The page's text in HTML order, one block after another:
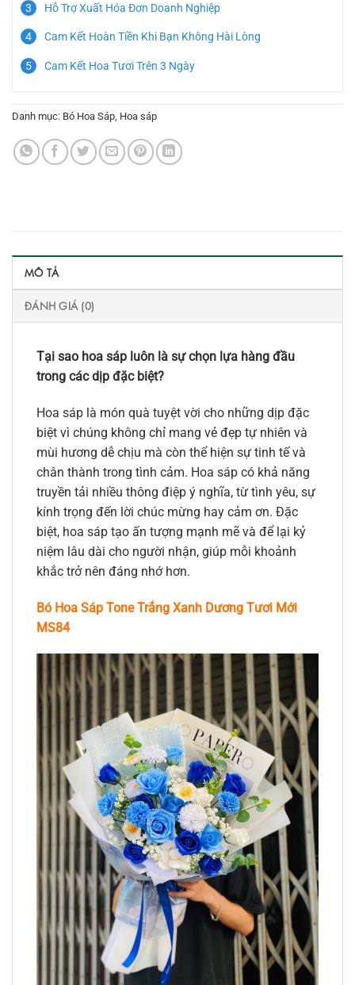
Hỗ Trợ Xuất Hóa Đơn Doanh Nghiệp
Cam Kết Hoàn Tiền Khi Bạn Không Hài Lòng
Cam Kết Hoa Tươi Trên 3 Ngày
Danh mục: Bó Hoa Sáp, Hoa sáp
MÔ TẢ
ĐÁNH GIÁ (0)
Tại sao hoa sáp luôn là sự chọn lựa hàng đầu
trong các dịp đặc biệt?
Hoa sáp là món quà tuyệt vời cho những dịp đặc
biệt vì chúng không chỉ mang vẻ đẹp tự nhiên và
mùi hương dễ chịu mà còn thể hiện sự tinh tế và
chân thành trong tình cảm. Hoa sáp có khả năng
truyền tải nhiều thông điệp ý nghĩa, từ tình yêu, sự
kính trọng đến lời chúc mừng hay cảm ơn. Đặc
biệt, hoa sáp tạo ấn tượng mạnh mẽ và để lại kỷ
niệm lâu dài cho người nhận, giúp mỗi khoảnh
khắc trở nên đáng nhớ hơn.
Bó Hoa Sáp Tone Trắng Xanh Dương Tươi Mới
MS84